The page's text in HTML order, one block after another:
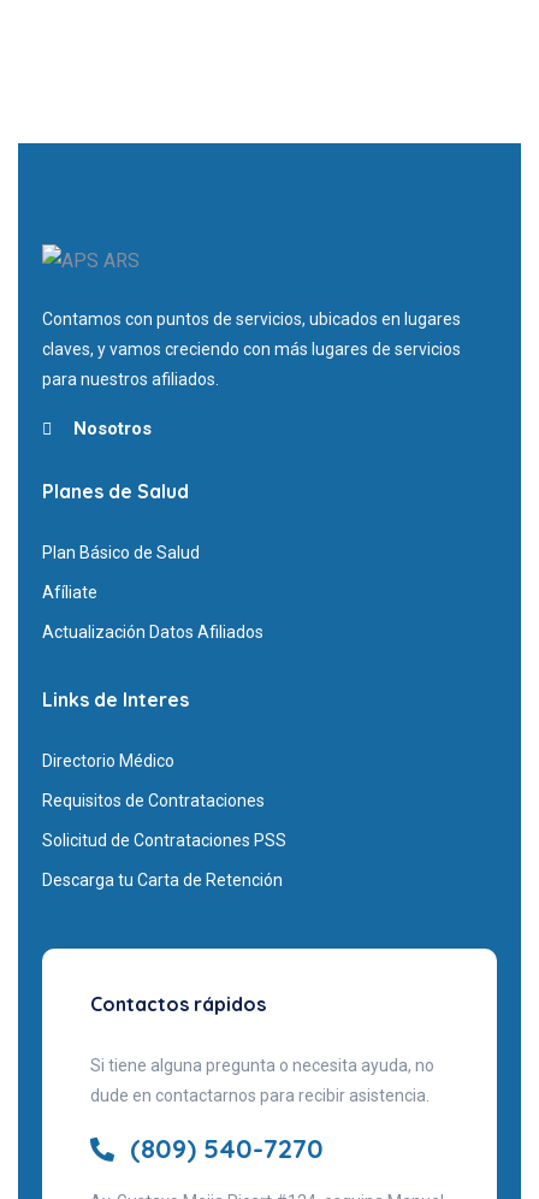
Contamos con puntos de servicios, ubicados en lugares
claves, y vamos creciendo con más lugares de servicios
para nuestros afiliados.
Nosotros
Planes de Salud
Plan Básico de Salud
Afíliate
Actualización Datos Afiliados
Links de Interes
Directorio Médico
Requisitos de Contrataciones
Solicitud de Contrataciones PSS
Descarga tu Carta de Retención
Contactos rápidos
Si tiene alguna pregunta o necesita ayuda, no
dude en contactarnos para recibir asistencia.
(809) 540-7270